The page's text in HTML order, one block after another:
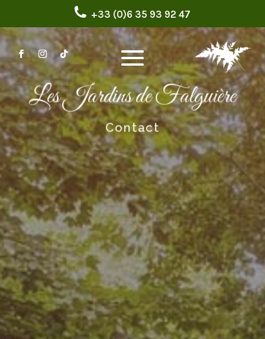
+33 (0)6 35 93 92 47
Les Jardins de Falguière
Contact